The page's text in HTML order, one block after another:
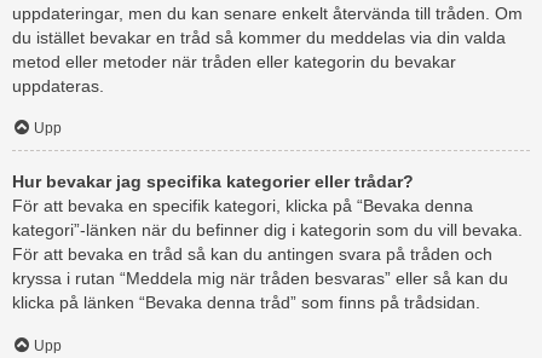
uppdateringar, men du kan senare enkelt återvända till tråden. Om
du istället bevakar en tråd så kommer du meddelas via din valda
metod eller metoder när tråden eller kategorin du bevakar
uppdateras.
Upp
Hur bevakar jag specifika kategorier eller trådar?
För att bevaka en specifik kategori, klicka på “Bevaka denna
kategori”-länken när du befinner dig i kategorin som du vill bevaka.
För att bevaka en tråd så kan du antingen svara på tråden och
kryssa i rutan “Meddela mig när tråden besvaras” eller så kan du
klicka på länken “Bevaka denna tråd” som finns på trådsidan.
Upp